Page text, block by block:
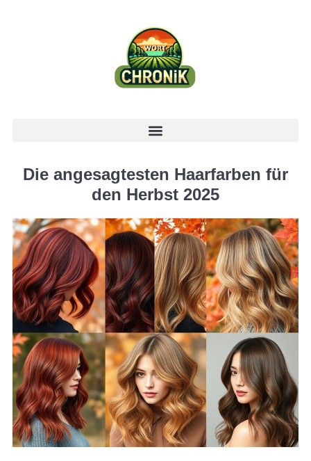
Die angesagtesten Haarfarben für
den Herbst 2025